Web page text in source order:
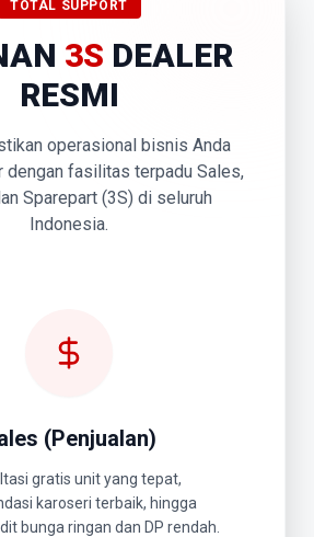
TOTAL SUPPORT
3S DEALER
RESMI
operasional bisnis Anda
dengan fasilitas terpadu Sales,
Sparepart (3S) di seluruh
Indonesia.
(Penjualan)
gratis unit yang tepat,
karoseri terbaik, hingga
bunga ringan dan DP rendah.